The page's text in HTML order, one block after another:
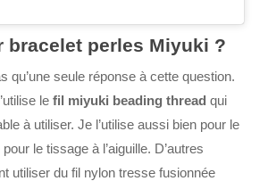
bracelet perles Miyuki ?
qu’une seule réponse à cette question.
le fil miyuki beading thread qui
à utiliser. Je l’utilise aussi bien pour le
le tissage à l’aiguille. D’autres
utiliser du fil nylon tresse fusionnée